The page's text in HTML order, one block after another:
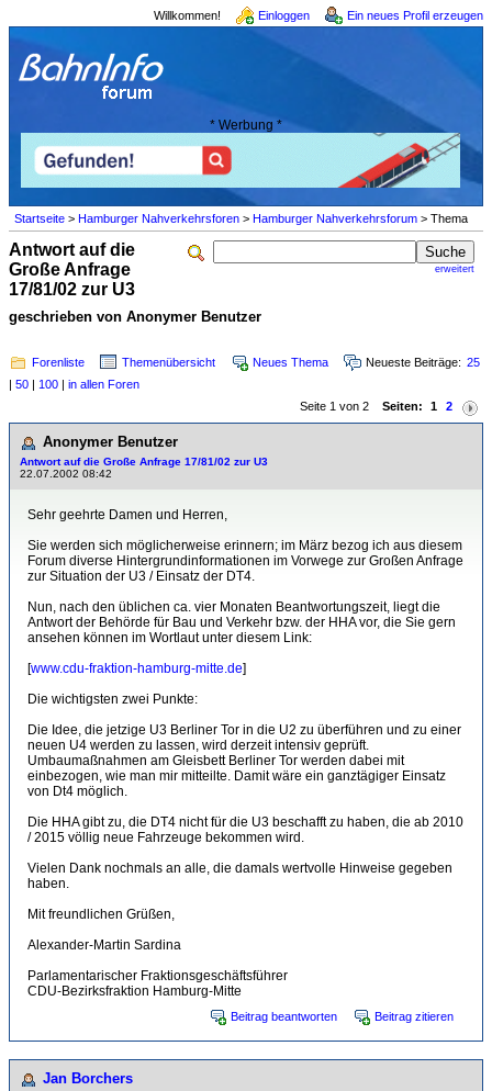
Willkommen! Einloggen Ein neues Profil erzeugen
* Werbung *
Startseite > Hamburger Nahverkehrsforen > Hamburger Nahverkehrsforum > Thema
erweitert
Antwort auf die
Große Anfrage
17/81/02 zur U3
geschrieben von Anonymer Benutzer
Forenliste Themenübersicht Neues Thema Neueste Beiträge: 25
| 50 | 100 | in allen Foren
Seite 1 von 2 Seiten: 1 2
Anonymer Benutzer
Antwort auf die Große Anfrage 17/81/02 zur U3
22.07.2002 08:42
Sehr geehrte Damen und Herren,
Sie werden sich möglicherweise erinnern; im März bezog ich aus diesem
Forum diverse Hintergrundinformationen im Vorwege zur Großen Anfrage
zur Situation der U3 / Einsatz der DT4.
Nun, nach den üblichen ca. vier Monaten Beantwortungszeit, liegt die
Antwort der Behörde für Bau und Verkehr bzw. der HHA vor, die Sie gern
ansehen können im Wortlaut unter diesem Link:
[www.cdu-fraktion-hamburg-mitte.de]
Die wichtigsten zwei Punkte:
Die Idee, die jetzige U3 Berliner Tor in die U2 zu überführen und zu einer
neuen U4 werden zu lassen, wird derzeit intensiv geprüft.
Umbaumaßnahmen am Gleisbett Berliner Tor werden dabei mit
einbezogen, wie man mir mitteilte. Damit wäre ein ganztägiger Einsatz
von Dt4 möglich.
Die HHA gibt zu, die DT4 nicht für die U3 beschafft zu haben, die ab 2010
/ 2015 völlig neue Fahrzeuge bekommen wird.
Vielen Dank nochmals an alle, die damals wertvolle Hinweise gegeben
haben.
Mit freundlichen Grüßen,
Alexander-Martin Sardina
Parlamentarischer Fraktionsgeschäftsführer
CDU-Bezirksfraktion Hamburg-Mitte
Beitrag beantworten Beitrag zitieren
Jan Borchers